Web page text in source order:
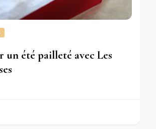
un été pailleté avec Les